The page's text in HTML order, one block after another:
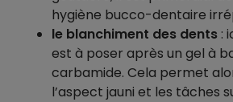
hygiène bucco-dentaire
le blanchiment des dents :
est à poser après un gel à
carbamide. Cela permet
l’aspect jauni et les tâches